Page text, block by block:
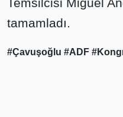
Temsilcisi Miguel
tamamladı.
#Çavuşoğlu #ADF